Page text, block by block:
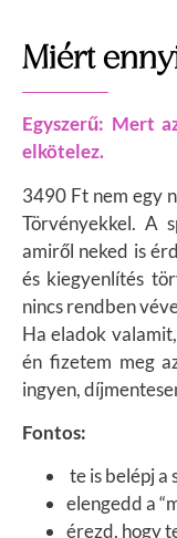
Miért
Egyszerű: Mert
elkötelez.
3490 Ft nem egy
Törvényekkel. A
amiről neked is
és kiegyenlítés
nincs rendben
Ha eladok
én fizetem meg
ingyen,
Fontos:
te is belépj
elengedd a
érezd, hogy